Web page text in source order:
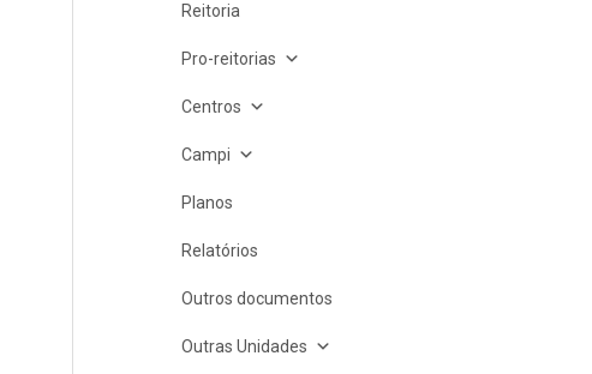
Reitoria
Pro-reitorias
Centros
Campi
Planos
Relatórios
Outros documentos
Outras Unidades